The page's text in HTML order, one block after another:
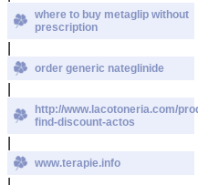
where to buy metaglip without
prescription
order generic nateglinide
http://www.lacotoneria.com/
find-discount-actos
www.terapie.info